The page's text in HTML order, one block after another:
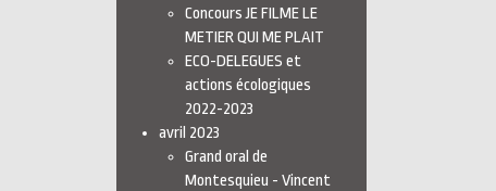
Concours JE FILME LE
METIER QUI ME PLAIT
ECO-DELEGUES et
actions écologiques
2022-2023
avril 2023
Grand oral de
Montesquieu - Vincent